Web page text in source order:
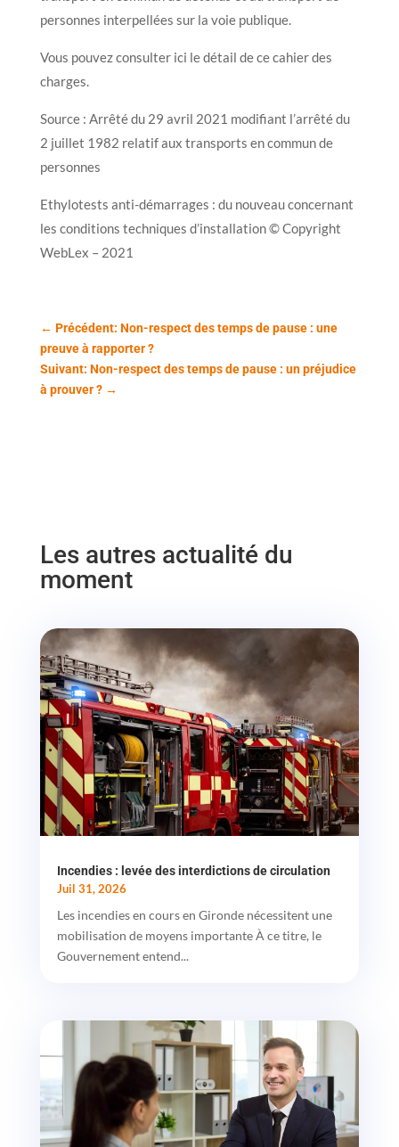
personnes interpellées sur la voie publique.
Vous pouvez consulter ici le détail de ce cahier des
charges.
Source : Arrêté du 29 avril 2021 modifiant l’arrêté du
2 juillet 1982 relatif aux transports en commun de
personnes
Ethylotests anti-démarrages : du nouveau concernant
les conditions techniques d’installation © Copyright
WebLex – 2021
← Précédent: Non-respect des temps de pause : une
preuve à rapporter ?
Suivant: Non-respect des temps de pause : un préjudice
à prouver ?→
Les autres actualité du
moment
Incendies : levée des interdictions de circulation
Juil 31, 2026
Les incendies en cours en Gironde nécessitent une
mobilisation de moyens importante À ce titre, le
Gouvernement entend...